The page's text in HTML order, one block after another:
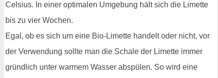
Celsius. In einer optimalen Umgebung hält sich die Limette
bis zu vier Wochen.
Egal, ob es sich um eine Bio-Limette handelt oder nicht, vor
der Verwendung sollte man die Schale der Limette immer
gründlich unter warmem Wasser abspülen. So wird eine